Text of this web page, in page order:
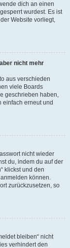
dich an einen
wurdest. Es ist
Website vorliegt,
nicht mehr
aus verschieden
viele Boards
geschrieben haben,
einfach erneut und
nicht wieder
du, indem du auf der
klickst und den
können.
zurückzusetzen, so
bleiben“ nicht
verhindert den